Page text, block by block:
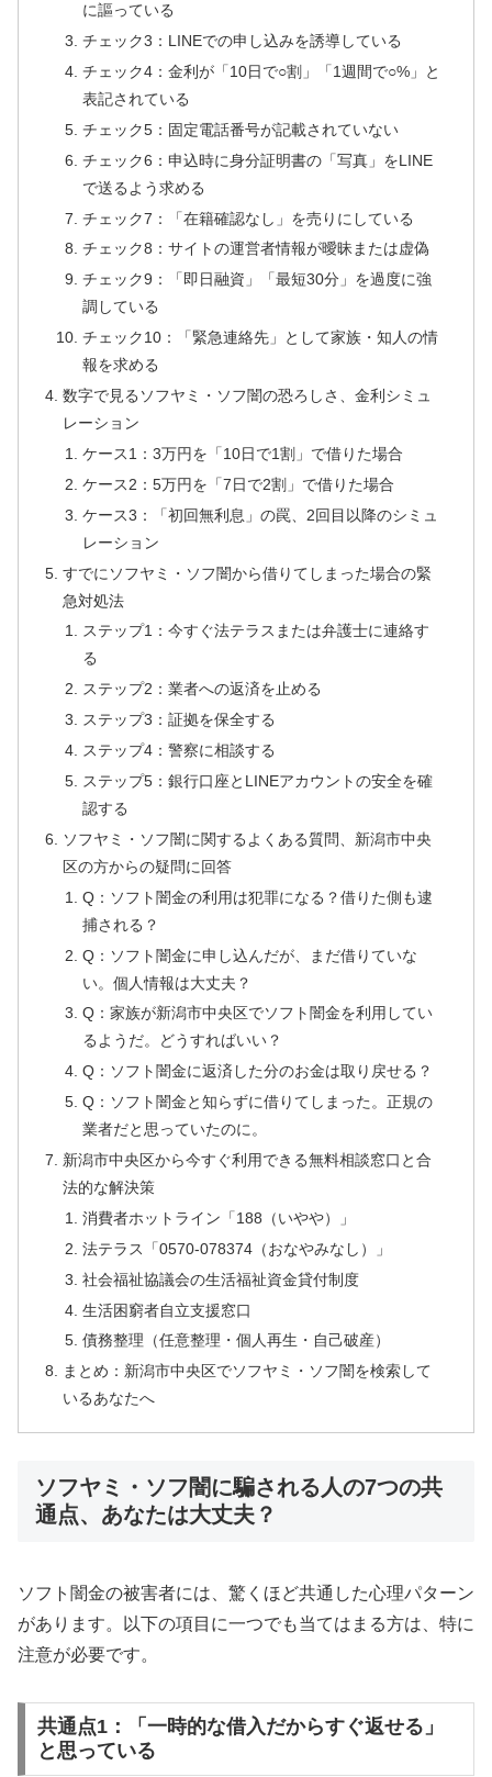
に謳っている
チェック3：LINEでの申し込みを誘導している
チェック4：金利が「10日で○割」「1週間で○%」と
表記されている
チェック5：固定電話番号が記載されていない
チェック6：申込時に身分証明書の「写真」をLINE
で送るよう求める
チェック7：「在籍確認なし」を売りにしている
チェック8：サイトの運営者情報が曖昧または虚偽
チェック9：「即日融資」「最短30分」を過度に強
調している
チェック10：「緊急連絡先」として家族・知人の情
報を求める
数字で見るソフヤミ・ソフ闇の恐ろしさ、金利シミュ
レーション
ケース1：3万円を「10日で1割」で借りた場合
ケース2：5万円を「7日で2割」で借りた場合
ケース3：「初回無利息」の罠、2回目以降のシミュ
レーション
すでにソフヤミ・ソフ闇から借りてしまった場合の緊
急対処法
ステップ1：今すぐ法テラスまたは弁護士に連絡す
る
ステップ2：業者への返済を止める
ステップ3：証拠を保全する
ステップ4：警察に相談する
ステップ5：銀行口座とLINEアカウントの安全を確
認する
ソフヤミ・ソフ闇に関するよくある質問、新潟市中央
区の方からの疑問に回答
Q：ソフト闇金の利用は犯罪になる？借りた側も逮
捕される？
Q：ソフト闇金に申し込んだが、まだ借りていな
い。個人情報は大丈夫？
Q：家族が新潟市中央区でソフト闇金を利用してい
るようだ。どうすればいい？
Q：ソフト闇金に返済した分のお金は取り戻せる？
Q：ソフト闇金と知らずに借りてしまった。正規の
業者だと思っていたのに。
新潟市中央区から今すぐ利用できる無料相談窓口と合
法的な解決策
消費者ホットライン「188（いやや）」
法テラス「0570-078374（おなやみなし）」
社会福祉協議会の生活福祉資金貸付制度
生活困窮者自立支援窓口
債務整理（任意整理・個人再生・自己破産）
まとめ：新潟市中央区でソフヤミ・ソフ闇を検索して
いるあなたへ
ソフヤミ・ソフ闇に騙される人の7つの共
通点、あなたは大丈夫？
ソフト闇金の被害者には、驚くほど共通した心理パターン
があります。以下の項目に一つでも当てはまる方は、特に
注意が必要です。
共通点1：「一時的な借入だからすぐ返せる」
と思っている